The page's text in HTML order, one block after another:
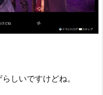
しいですけどね。